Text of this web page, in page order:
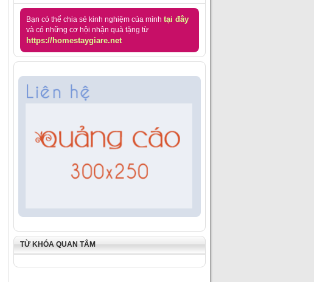
Bạn có thể chia sẻ kinh nghiệm của mình tại đây
và có những cơ hội nhận quà tặng từ
https://homestaygiare.net
TỪ KHÓA QUAN TÂM